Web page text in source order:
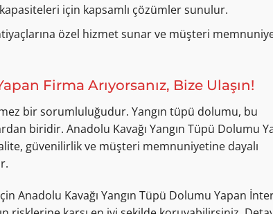
için kapsamlı çözümler sunulur.
özel hizmet sunar ve müşteri
Firma Arıyorsanız, Bize Ulaşın!
bir sorumluluğudur. Yangın tüpü dolumu, bu
biridir. Anadolu Kavağı Yangın Tüpü Dolumu
güvenilirlik ve müşteri memnuniyetine dayalı
Anadolu Kavağı Yangın Tüpü Dolumu Yapan